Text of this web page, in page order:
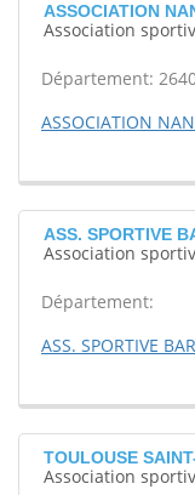
ASSOCIATION
Association
Département:
ASSOCIATION
ASS. SPORTIVE
Association
Département:
ASS. SPORTIVE
TOULOUSE
Association